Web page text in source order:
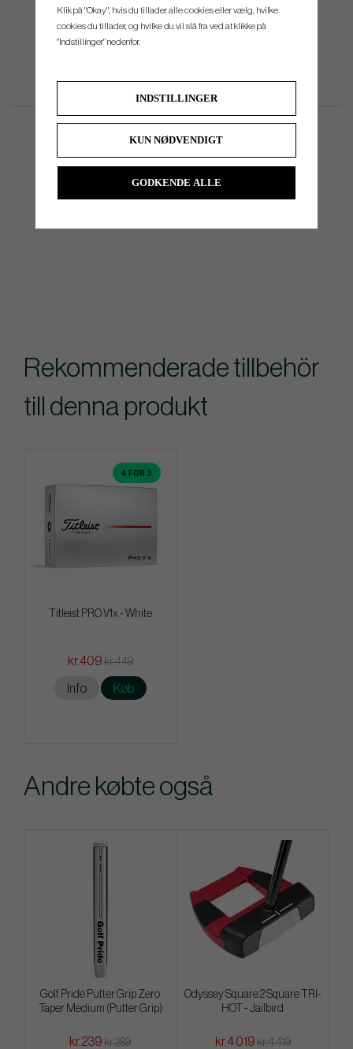
Rekommenderade tillbehör
till denna produkt
4 FOR 3
Titleist PRO V1x - White
kr.409 kr.449
Info Køb
Andre købte også
Golf Pride Putter Grip Zero
Taper Medium (Putter Grip)
kr.239 kr.289
Odyssey Square 2 Square TRI-
HOT - Jailbird
kr.4 019 kr.4 419
Klik på "Okay", hvis du tillader alle cookies eller vælg, hvilke
cookies du tillader, og hvilke du vil slå fra ved at klikke på
"Indstillinger" nedenfor.
INDSTILLINGER
KUN NØDVENDIGT
GODKENDE ALLE